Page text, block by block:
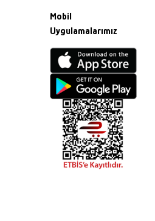
Mobil
Uygulamalarımız